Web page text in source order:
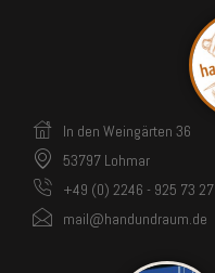
In den Weingärten 36
53797 Lohmar
+49 (0) 2246 - 925 73 27
mail@handundraum.de